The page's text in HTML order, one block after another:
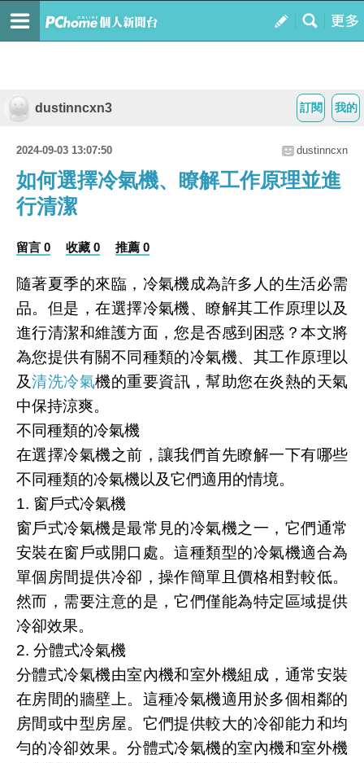
我的
訂閱
dustinncxn3
2024-09-03 13:07:50 dustinncxn
如何選擇冷氣機、瞭解工作原理並進
行清潔
留言 0 收藏 0 推薦 0
隨著夏季的來臨，冷氣機成為許多人的生活必需
品。但是，在選擇冷氣機、瞭解其工作原理以及
進行清潔和維護方面，您是否感到困惑？本文將
為您提供有關不同種類的冷氣機、其工作原理以
及清洗冷氣機的重要資訊，幫助您在炎熱的天氣
中保持涼爽。
不同種類的冷氣機
在選擇冷氣機之前，讓我們首先瞭解一下有哪些
不同種類的冷氣機以及它們適用的情境。
1. 窗戶式冷氣機
窗戶式冷氣機是最常見的冷氣機之一，它們通常
安裝在窗戶或開口處。這種類型的冷氣機適合為
單個房間提供冷卻，操作簡單且價格相對較低。
然而，需要注意的是，它們僅能為特定區域提供
冷卻效果。
2. 分體式冷氣機
分體式冷氣機由室內機和室外機組成，通常安裝
在房間的牆壁上。這種冷氣機適用於多個相鄰的
房間或中型房屋。它們提供較大的冷卻能力和均
勻的冷卻效果。分體式冷氣機的室內機和室外機